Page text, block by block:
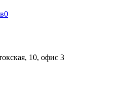
0
10, офис 3